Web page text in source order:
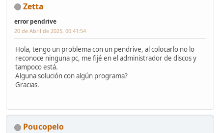
Zetta
error pendrive
20 de Abril de 2025, 00:41:54
Hola, tengo un problema con un pendrive, al colocarlo no lo
reconoce ninguna pc, me fijé en el administrador de discos y
tampoco está.
Alguna solución con algún programa?
Gracias.
Poucopelo